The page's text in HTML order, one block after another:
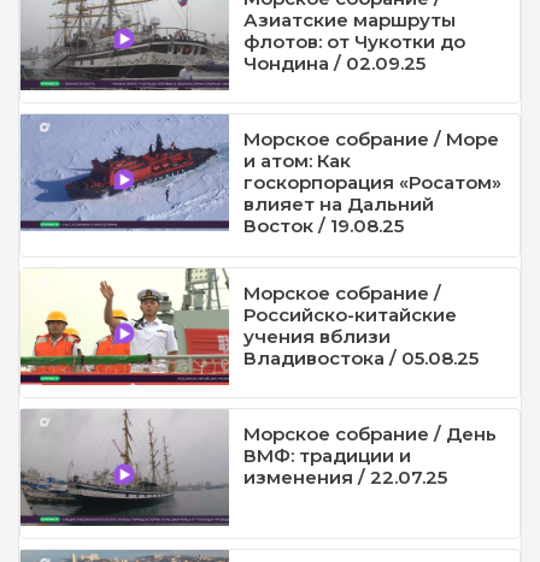
Азиатские маршруты
флотов: от Чукотки до
Чондина / 02.09.25
Морское собрание / Море
и атом: Как
госкорпорация «Росатом»
влияет на Дальний
Восток / 19.08.25
Морское собрание /
Российско-китайские
учения вблизи
Владивостока / 05.08.25
Морское собрание / День
ВМФ: традиции и
изменения / 22.07.25